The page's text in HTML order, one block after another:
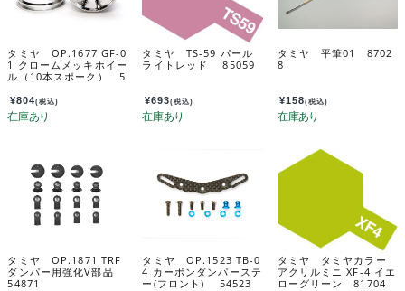
タミヤ OP.1677 GF-0
1 クロームメッキホイー
ル（10本スポーク） 5
¥804(税込)
タミヤ TS-59 パール
ライトレッド 85059
¥693(税込)
タミヤ 平筆01 8702
8
¥158(税込)
タミヤ OP.1871 TRF
ダンパー用強化V部品
54871
タミヤ OP.1523 TB-0
4 カーボンダンパーステ
ー(フロント) 54523
タミヤ タミヤカラー
アクリルミニ XF-4 イエ
ローグリーン 81704